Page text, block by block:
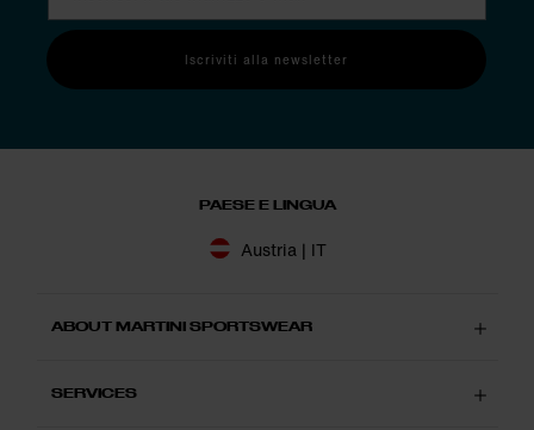
Iscriviti alla newsletter
PAESE E LINGUA
Austria | IT
ABOUT MARTINI SPORTSWEAR
SERVICES